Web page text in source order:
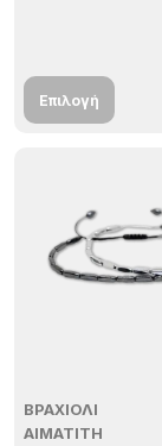
Επιλογή
ΒΡΑΧΙΌΛΙ
ΑΙΜΑΤΊΤΗ